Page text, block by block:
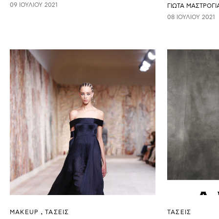
09 ΙΟΥΛΊΟΥ 2021
ΓΙΩΤΑ
08 ΙΟΥΛΊΟΥ 2021
ΜAKEUP ΤΑΣΕΙΣ ΤΑΣΕΙΣ